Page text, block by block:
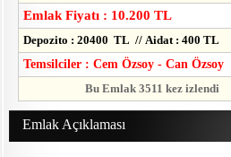
Emlak Fiyatı : 10.200 TL
Depozito : 20400 TL // Aidat : 400 TL
Temsilciler : Cem Özsoy - Can Özsoy
Bu Emlak 3511 kez izlendi
Emlak Açıklaması